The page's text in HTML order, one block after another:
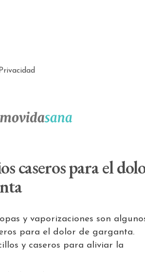
caseros para el
y vaporizaciones son
para el dolor de garganta.
y caseros para aliviar la